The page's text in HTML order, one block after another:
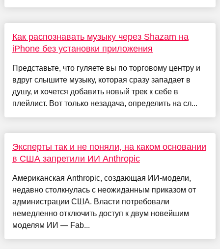
Как распознавать музыку через Shazam на
iPhone без установки приложения
Представьте, что гуляете вы по торговому центру и
вдруг слышите музыку, которая сразу западает в
душу, и хочется добавить новый трек к себе в
плейлист. Вот только незадача, определить на сл...
Эксперты так и не поняли, на каком основании
в США запретили ИИ Anthropic
Американская Anthropic, создающая ИИ-модели,
недавно столкнулась с неожиданным приказом от
администрации США. Власти потребовали
немедленно отключить доступ к двум новейшим
моделям ИИ — Fab...